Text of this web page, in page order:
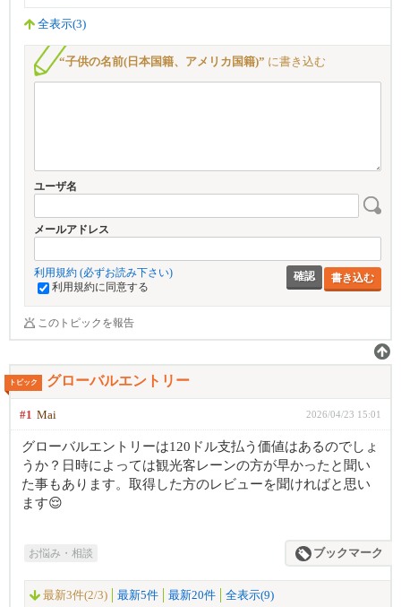
全表示(3)
“子供の名前(日本国籍、アメリカ国籍)” に書き込む
ユーザ名
メールアドレス
利用規約 (必ずお読み下さい)
利用規約に同意する
書き込む
このトピックを報告
トピック グローバルエントリー
#1 Mai 2026/04/23 15:01
グローバルエントリーは120ドル支払う価値はあるのでしょ
うか？日時によっては観光客レーンの方が早かったと聞い
た事もあります。取得した方のレビューを聞ければと思い
ます😌
お悩み・相談 ブックマーク
最新3件(2/3) 最新5件 最新20件 全表示(9)